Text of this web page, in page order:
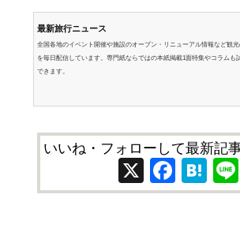
最新旅行ニュース
全国各地のイベント開催や施設のオープン・リニューアル情報など観光
を毎日配信しています。専門紙ならではの本紙掲載1面特集やコラムも
できます。
いいね・フォローして最新記
X